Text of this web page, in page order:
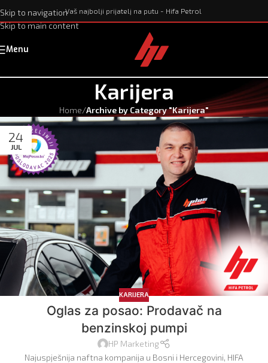
Skip to navigation
Skip to main content
Vaš najbolji prijatelj na putu - Hifa Petrol
Menu
Karijera
Home/Archive by Category "Karijera"
24
JUL
KARIJERA
Oglas za posao: Prodavač na
benzinskoj pumpi
HP Marketing
Najuspješnija naftna kompanija u Bosni i Hercegovini, HIFA